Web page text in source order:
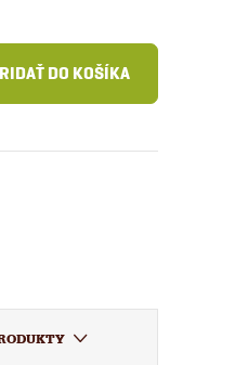
DO KOŠÍKA